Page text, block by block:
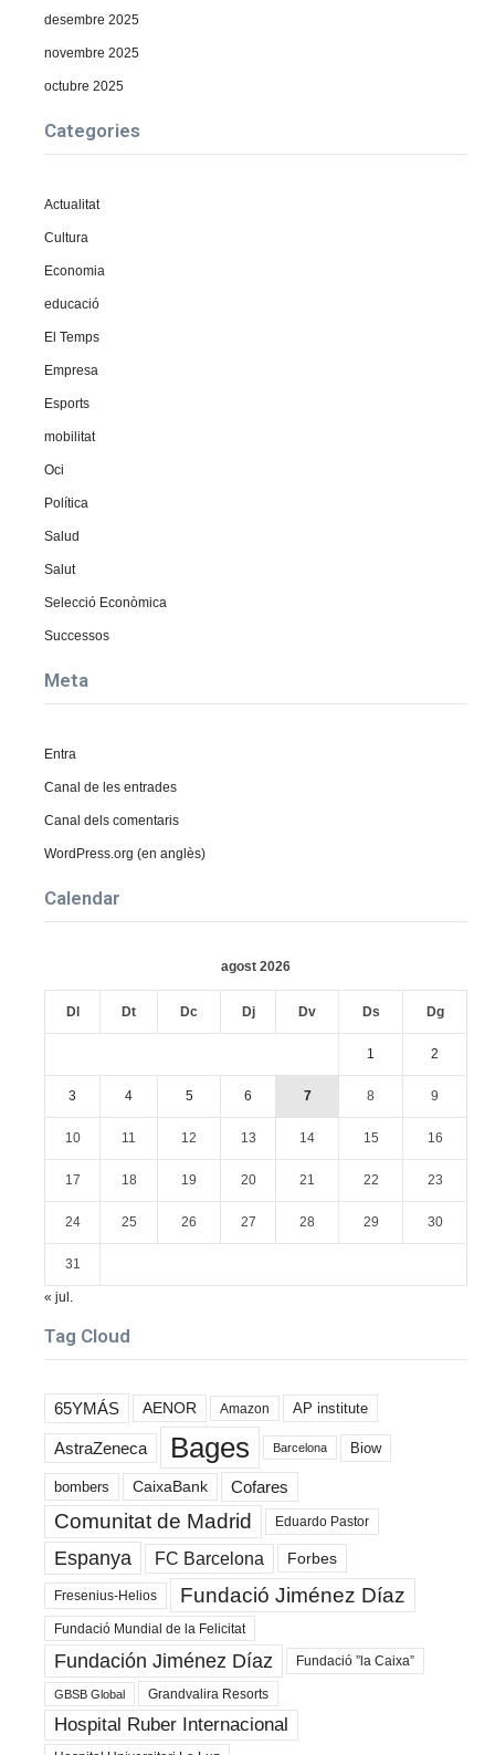
desembre 2025
novembre 2025
octubre 2025
Categories
Actualitat
Cultura
Economia
educació
El Temps
Empresa
Esports
mobilitat
Oci
Política
Salud
Salut
Selecció Econòmica
Successos
Meta
Entra
Canal de les entrades
Canal dels comentaris
WordPress.org (en anglès)
Calendar
agost 2026
Dl Dt Dc Dj Dv Ds Dg
1 2
3 4 5 6 7 8 9
10 11 12 13 14 15 16
17 18 19 20 21 22 23
24 25 26 27 28 29 30
31
« jul.
Tag Cloud
65YMÁS AENOR Amazon AP institute
AstraZeneca Bages Barcelona Biow
bombers CaixaBank Cofares
Comunitat de Madrid Eduardo Pastor
Espanya FC Barcelona Forbes
Fresenius-Helios Fundació Jiménez Díaz
Fundació Mundial de la Felicitat
Fundación Jiménez Díaz Fundació ”la Caixa”
GBSB Global Grandvalira Resorts
Hospital Ruber Internacional